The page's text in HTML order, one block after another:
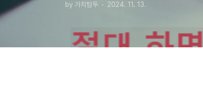
by 가치탐투 2024. 11. 13.